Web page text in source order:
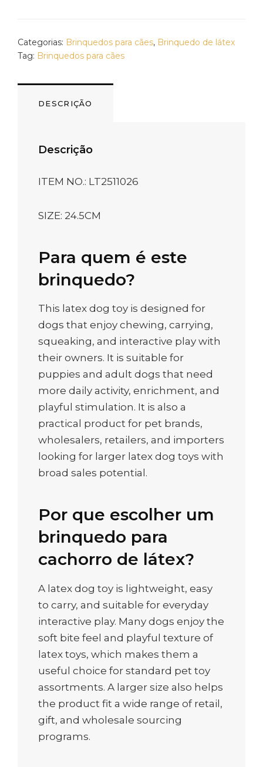
Categorias: Brinquedos para cães, Brinquedo de látex
Tag: Brinquedos para cães
DESCRIÇÃO
Descrição
ITEM NO.: LT2511026
SIZE: 24.5CM
Para quem é este
brinquedo?
This latex dog toy is designed for
dogs that enjoy chewing, carrying,
squeaking, and interactive play with
their owners. It is suitable for
puppies and adult dogs that need
more daily activity, enrichment, and
playful stimulation. It is also a
practical product for pet brands,
wholesalers, retailers, and importers
looking for larger latex dog toys with
broad sales potential.
Por que escolher um
brinquedo para
cachorro de látex?
A latex dog toy is lightweight, easy
to carry, and suitable for everyday
interactive play. Many dogs enjoy the
soft bite feel and playful texture of
latex toys, which makes them a
useful choice for standard pet toy
assortments. A larger size also helps
the product fit a wide range of retail,
gift, and wholesale sourcing
programs.